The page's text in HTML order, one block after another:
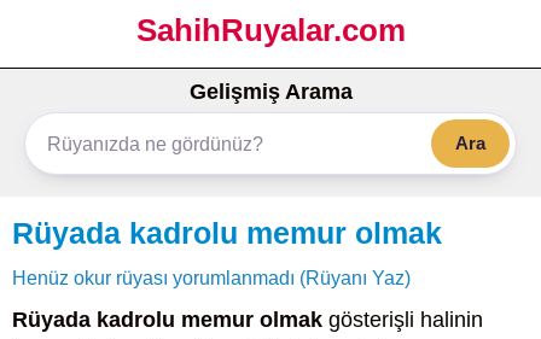
SahihRuyalar.com
Gelişmiş Arama
Ara
Rüyada kadrolu memur olmak
Henüz okur rüyası yorumlanmadı (Rüyanı Yaz)
Rüyada kadrolu memur olmak gösterişli halinin